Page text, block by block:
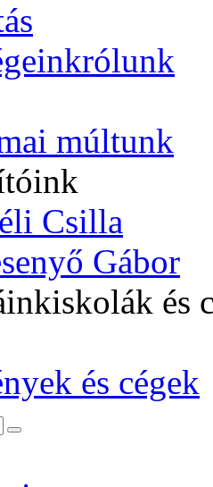
rólunk
múltunk
Csilla
Gábor
iskolák és
és cégek